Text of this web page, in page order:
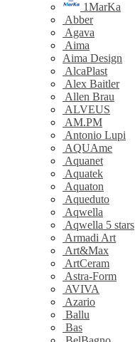
1MarKa
Abber
Agava
Aima
Aima Design
AlcaPlast
Alex Baitler
Allen Brau
ALVEUS
AM.PM
Antonio Lupi
AQUAme
Aquanet
Aquatek
Aquaton
Aqueduto
Aqwella
Aqwella 5 stars
Armadi Art
Art&Max
ArtCeram
Astra-Form
AVIVA
Azario
Ballu
Bas